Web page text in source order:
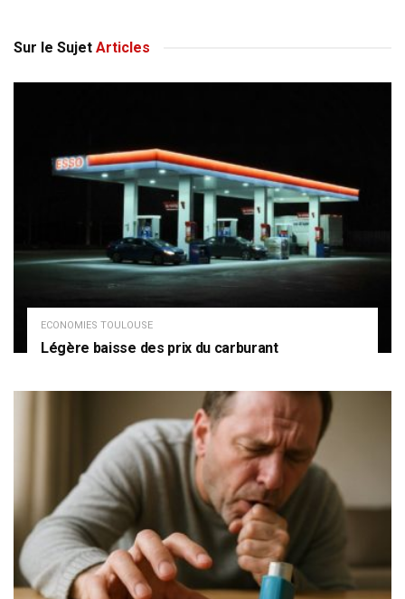
Sur le Sujet Articles
ECONOMIES TOULOUSE
Légère baisse des prix du carburant